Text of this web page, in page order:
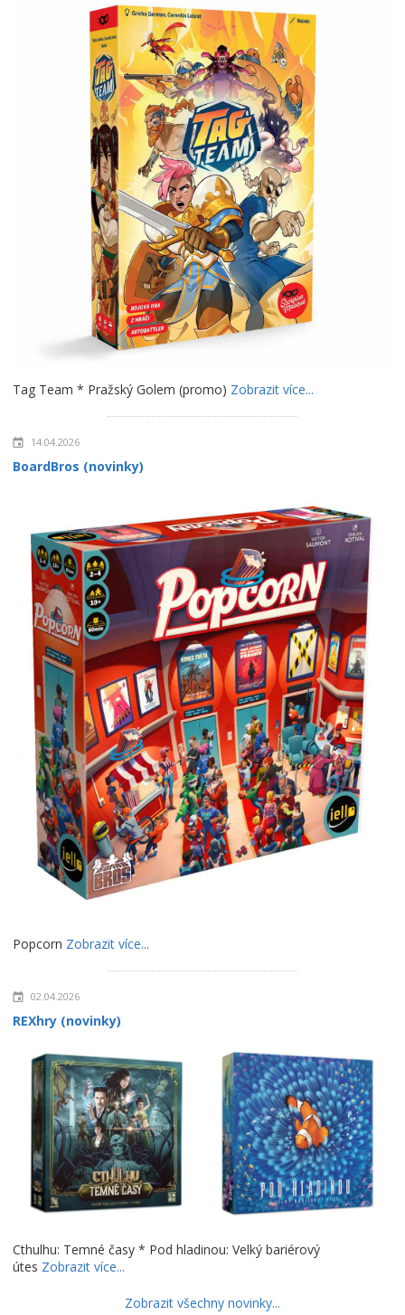
Tag Team * Pražský Golem (promo) Zobrazit více...
14.04.2026
BoardBros (novinky)
Popcorn Zobrazit více...
02.04.2026
REXhry (novinky)
Cthulhu: Temné časy * Pod hladinou: Velký bariérový
útes Zobrazit více...
Zobrazit všechny novinky...